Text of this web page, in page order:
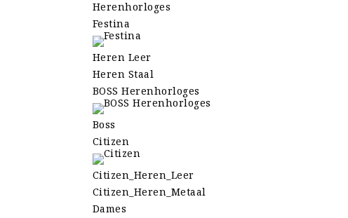
Herenhorloges
Festina
Heren Leer
Heren Staal
BOSS Herenhorloges
Boss
Citizen
Citizen_Heren_Leer
Citizen_Heren_Metaal
Dames